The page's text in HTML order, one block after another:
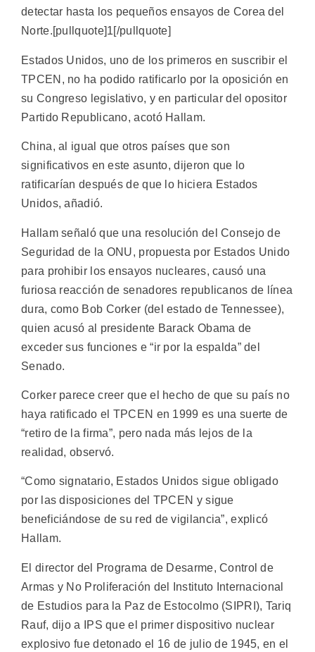
detectar hasta los pequeños ensayos de Corea del
Norte.[pullquote]1[/pullquote]
Estados Unidos, uno de los primeros en suscribir el
TPCEN, no ha podido ratificarlo por la oposición en
su Congreso legislativo, y en particular del opositor
Partido Republicano, acotó Hallam.
China, al igual que otros países que son
significativos en este asunto, dijeron que lo
ratificarían después de que lo hiciera Estados
Unidos, añadió.
Hallam señaló que una resolución del Consejo de
Seguridad de la ONU, propuesta por Estados Unido
para prohibir los ensayos nucleares, causó una
furiosa reacción de senadores republicanos de línea
dura, como Bob Corker (del estado de Tennessee),
quien acusó al presidente Barack Obama de
exceder sus funciones e “ir por la espalda” del
Senado.
Corker parece creer que el hecho de que su país no
haya ratificado el TPCEN en 1999 es una suerte de
“retiro de la firma”, pero nada más lejos de la
realidad, observó.
“Como signatario, Estados Unidos sigue obligado
por las disposiciones del TPCEN y sigue
beneficiándose de su red de vigilancia”, explicó
Hallam.
El director del Programa de Desarme, Control de
Armas y No Proliferación del Instituto Internacional
de Estudios para la Paz de Estocolmo (SIPRI), Tariq
Rauf, dijo a IPS que el primer dispositivo nuclear
explosivo fue detonado el 16 de julio de 1945, en el